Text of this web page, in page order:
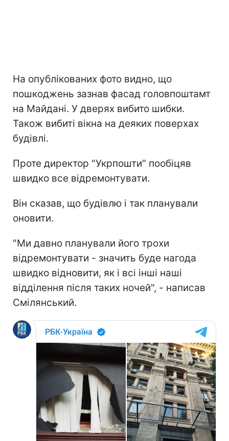
На опублікованих фото видно, що
пошкоджень зазнав фасад головпоштамт
на Майдані. У дверях вибито шибки.
Також вибиті вікна на деяких поверхах
будівлі.
Проте директор "Укрпошти" пообіцяв
швидко все відремонтувати.
Він сказав, що будівлю і так планували
оновити.
"Ми давно планували його трохи
відремонтувати - значить буде нагода
швидко відновити, як і всі інші наші
відділення після таких ночей", - написав
Смілянський.